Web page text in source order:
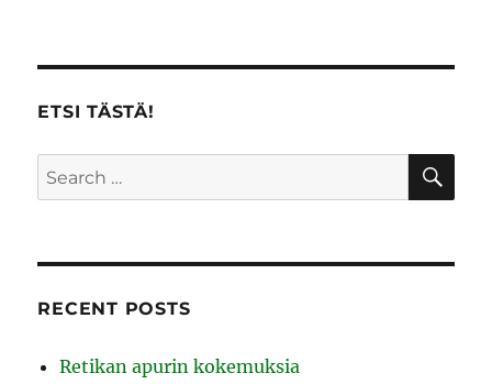
ETSI TÄSTÄ!
Search
for:
RECENT POSTS
Retikan apurin kokemuksia